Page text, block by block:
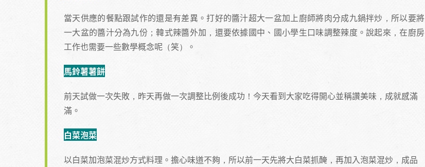
當天供應的餐點跟試作的還是有差異。打好的醬汁超大一盆加上廚師將肉分成九鍋拌炒，所以要將
一大盆的醬汁分為九份；韓式辣醬外加，還要依據國中、國小學生口味調整辣度。說起來，在廚房
工作也需要一些數學概念呢（笑）。
馬鈴薯薯餅
前天試做一次失敗，昨天再做一次調整比例後成功！今天看到大家吃得開心並稱讚美味，成就感滿
滿。
白菜泡菜
以白菜加泡菜混炒方式料理。擔心味道不夠，所以前一天先將大白菜抓醃，再加入泡菜混炒，成品